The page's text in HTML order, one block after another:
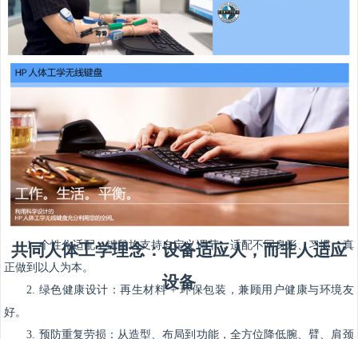
共同人体工学理念：设备适应人，而非人适应
设备
1. 个性化适配：键鼠均支持自定义调节，适配不同身形、习惯，真
正做到以人为本。
2. 绿色健康设计：再生材料 + 环保包装，兼顾用户健康与环境友
好。
3. 预防重复劳损：从造型、布局到功能，全方位降低腕、臂、肩颈